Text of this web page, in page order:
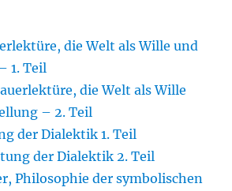
die Welt als Wille und
1. Teil
die Welt als Wille
– 2. Teil
der Dialektik 1. Teil
der Dialektik 2. Teil
Philosophie der symbolischen